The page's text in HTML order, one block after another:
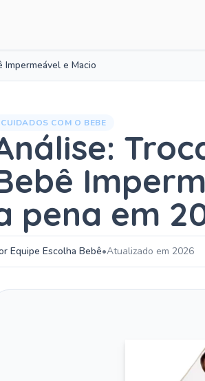
e Macio
CUIDADOS COM O BEBE
pena em
Equipe Escolha Bebê•Atualizado em 2026